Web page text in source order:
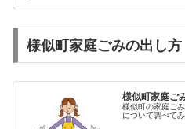
様似町家庭ごみの出し方
様似町家庭ご
様似町の家庭ご
について調べてみ